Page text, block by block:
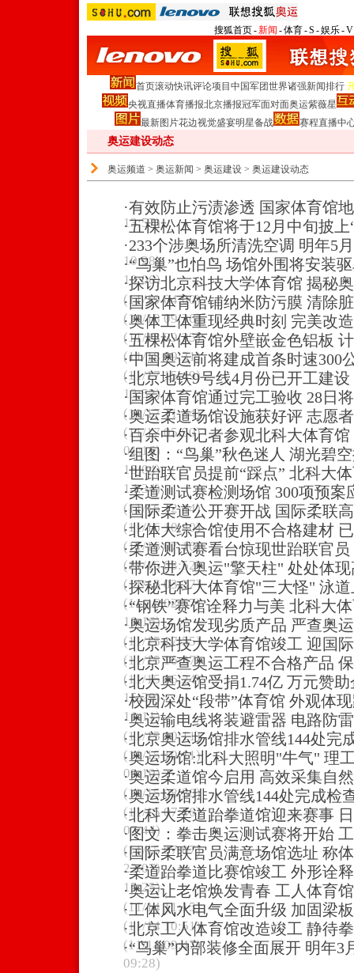
搜狐首页-新闻 -体育-S -娱乐-V
首页滚动快讯评论项目 中国军团世界诸强新闻排行
央视直播体育播报北京播报冠军面对面奥运紫薇星
最新图片花边视觉盛宴明星备战 赛程直播中
奥运建设动态
奥运频道 > 奥运新闻 > 奥运建设 > 奥运建设动态
·有效防止污渍渗透 国家体育馆
13:57)
·五棵松体育馆将于12月中旬披上
·233个涉奥场所清洗空调 明年5
10:28)
·“鸟巢”也怕鸟 场馆外围将安装
10:06)
·探访北京科技大学体育馆 揭秘
(11/19 04:00)
·国家体育馆铺纳米防污膜 清除
(11/18 09:36)
·奥体工体重现经典时刻 完美改
(11/18 09:35)
·五棵松体育馆外壁嵌金色铝板
(11/18 09:31)
·中国奥运前将建成首条时速300
(11/17 15:49)
·北京地铁9号线4月份已开工建
13:52)
·国家体育馆通过完工验收 28日
(11/17 11:44)
·奥运柔道场馆设施获好评 志愿
(11/17 05:50)
·百余中外记者参观北科大体育
01:16)
·组图：“鸟巢”秋色迷人 湖光碧
15:04)
·世跆联官员提前“踩点” 北科大
14:34)
·柔道测试赛检测场馆 300项预案
(11/16 12:44)
·国际柔道公开赛开战 国际柔联
(11/16 10:40)
·北体大综合馆使用不合格建材
(11/16 07:16)
·柔道测试赛看台惊现世跆联官
(11/16 03:52)
·带你进入奥运"擎天柱" 处处体
(11/16 03:37)
·探秘北科大体育馆"三大怪" 泳
(11/16 02:57)
·“钢铁”赛馆诠释力与美 北科大
18:16)
·奥运场馆发现劣质产品 严查奥
(11/15 17:55)
·北京科技大学体育馆竣工 迎国
(11/15 16:37)
·北京严查奥运工程不合格产品
(11/15 16:24)
·北大奥运馆受捐1.74亿 万元赞
15:29)
·校园深处“段带”体育馆 外观体
11:11)
·奥运输电线将装避雷器 电路防
(11/15 10:11)
·北京奥运场馆排水管线144处完
(11/15 10:11)
·奥运场馆:北科大照明"牛气" 理
09:10)
·奥运柔道馆今启用 高效采集自
(11/15 08:30)
·奥运场馆排水管线144处完成检
(11/15 07:46)
·北科大柔道跆拳道馆迎来赛事
07:44)
·图文：拳击奥运测试赛将开始
(11/15 07:07)
·国际柔联官员满意场馆选址 称
22:07)
·柔道跆拳道比赛馆竣工 外形诠
15:25)
·奥运让老馆焕发青春 工人体育
(11/14 11:15)
·工体风水电气全面升级 加固梁
(11/14 10:51)
·北京工人体育馆改造竣工 静待
(11/14 09:47)
·“鸟巢”内部装修全面展开 明年3
09:28)